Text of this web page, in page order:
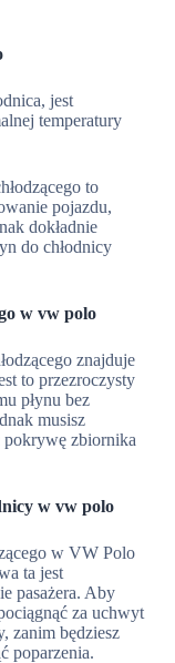
jest
temperatury
to
pojazdu,
dokładnie
do chłodnicy
w vw polo
znajduje
to przezroczysty
płynu bez
musisz
pokrywę zbiornika
w vw polo
w VW Polo
ta jest
pasażera. Aby
za uchwyt
zanim będziesz
poparzenia.